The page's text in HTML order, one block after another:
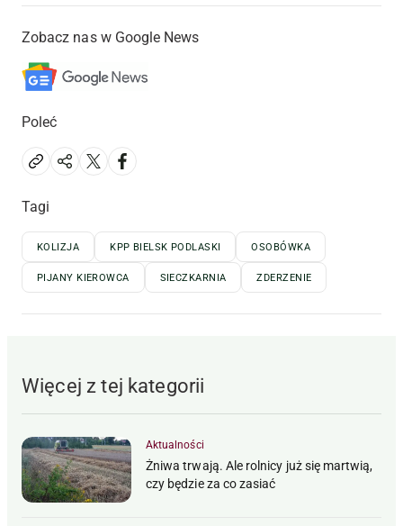
Zobacz nas w Google News
Poleć
Tagi
KOLIZJA KPP BIELSK PODLASKI OSOBÓWKA
PIJANY KIEROWCA SIECZKARNIA ZDERZENIE
Więcej z tej kategorii
Aktualności
Żniwa trwają. Ale rolnicy już się martwią,
czy będzie za co zasiać